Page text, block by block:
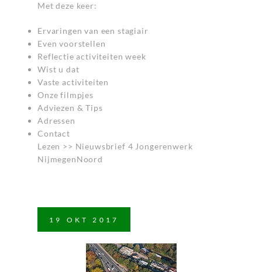
Met deze keer:
Ervaringen van een stagiair
Even voorstellen
Reflectie activiteiten week
Wist u dat
Vaste activiteiten
Onze filmpjes
Adviezen & Tips
Adressen
Contact
Lezen >> Nieuwsbrief 4 Jongerenwerk
NijmegenNoord
19 OKT 2017